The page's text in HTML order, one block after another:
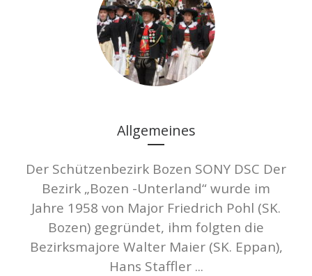
Allgemeines
Der Schützenbezirk Bozen SONY DSC Der
Bezirk „Bozen -Unterland“ wurde im
Jahre 1958 von Major Friedrich Pohl (SK.
Bozen) gegründet, ihm folgten die
Bezirksmajore Walter Maier (SK. Eppan),
Hans Staffler ...